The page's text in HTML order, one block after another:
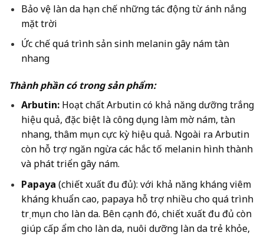
Bảo vệ làn da hạn chế những tác động từ ánh nắng
mặt trời
Ức chế quá trình sản sinh melanin gây nám tàn
nhang
Thành phần có trong sản phẩm:
Arbutin:Hoạt chất Arbutin có khả năng dưỡng trắng
hiệu quả, đặc biệt là công dụng làm mờ nám, tàn
nhang, thâm mụn cực kỳ hiệu quả. Ngoài ra Arbutin
còn hỗ trợ ngăn ngừa các hắc tố melanin hình thành
và phát triển gây nám.
Papaya (chiết xuất đu đủ): với khả năng kháng viêm
kháng khuẩn cao, papaya hỗ trợ nhiều cho quá trình
trị mụn cho làn da. Bên cạnh đó, chiết xuất đu đủ còn
giúp cấp ẩm cho làn da, nuôi dưỡng làn da trẻ khỏe,